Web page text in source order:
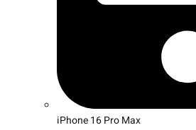
iPhone 16 Pro Max